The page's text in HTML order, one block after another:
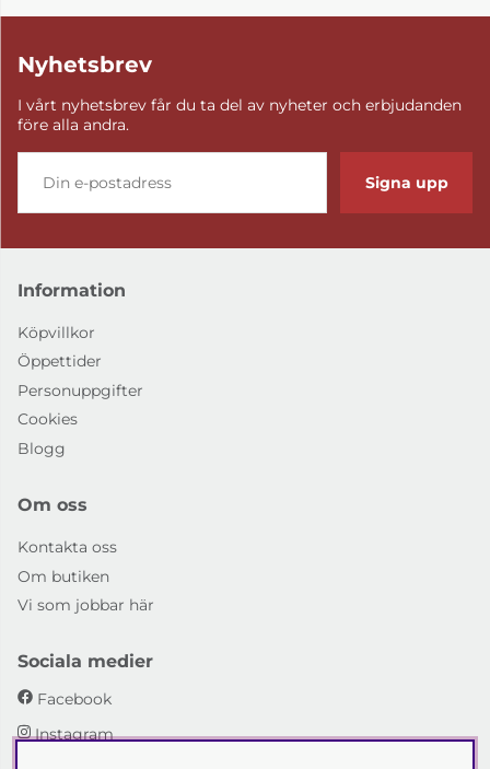
Nyhetsbrev
I vårt nyhetsbrev får du ta del av nyheter och erbjudanden
före alla andra.
Signa upp
Information
Köpvillkor
Öppettider
Personuppgifter
Cookies
Blogg
Om oss
Kontakta oss
Om butiken
Vi som jobbar här
Sociala medier
Facebook
Instagram